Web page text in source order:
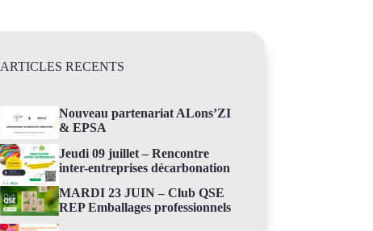
ARTICLES RECENTS
Nouveau partenariat ALons’ZI
& EPSA
Jeudi 09 juillet – Rencontre
inter-entreprises décarbonation
MARDI 23 JUIN – Club QSE
REP Emballages professionnels